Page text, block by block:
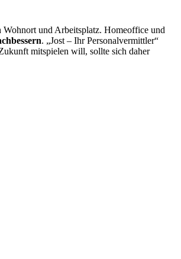
Wohnort und Arbeitsplatz. Homeoffice und
. „Jost – Ihr Personalvermittler“
mitspielen will, sollte sich daher